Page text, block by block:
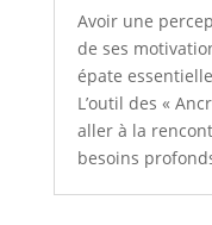
Avoir une
de ses
épate
L’outil des «
aller à la
besoins